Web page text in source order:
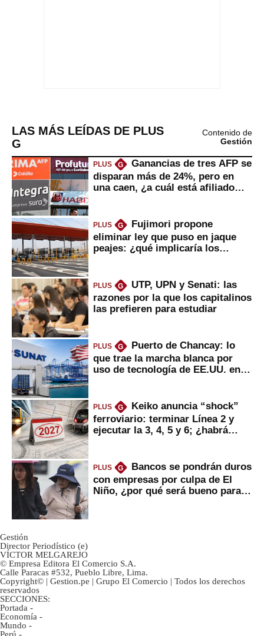
LAS MÁS LEÍDAS DE PLUS
G
Contenido de
Gestión
PLUS G
Ganancias de tres AFP se
disparan más de 24%, pero en
una caen, ¿a cuál está afiliado
PLUS G
Fujimori propone
eliminar ley que puso en jaque
peajes: ¿qué implicaría los
PLUS G
UTP, UPN y Senati: las
razones por la que los capitalinos
las prefieren para estudiar
PLUS G
Puerto de Chancay: lo
que trae la marcha blanca por
uso de tecnología de EE.UU. en
PLUS G
Keiko anuncia “shock”
ferroviario: terminar Línea 2 y
ejecutar la 3, 4, 5 y 6; ¿habrá
PLUS G
Bancos se pondrán duros
con empresas por culpa de El
Niño, ¿por qué será bueno para
Gestión
Director Periodístico (e)
VÍCTOR MELGAREJO
© Empresa Editora El Comercio S.A.
Calle Paracas #532, Pueblo Libre, Lima.
Copyright© | Gestion.pe | Grupo El Comercio | Todos los derechos
reservados
SECCIONES:
Portada -
Economía -
Mundo -